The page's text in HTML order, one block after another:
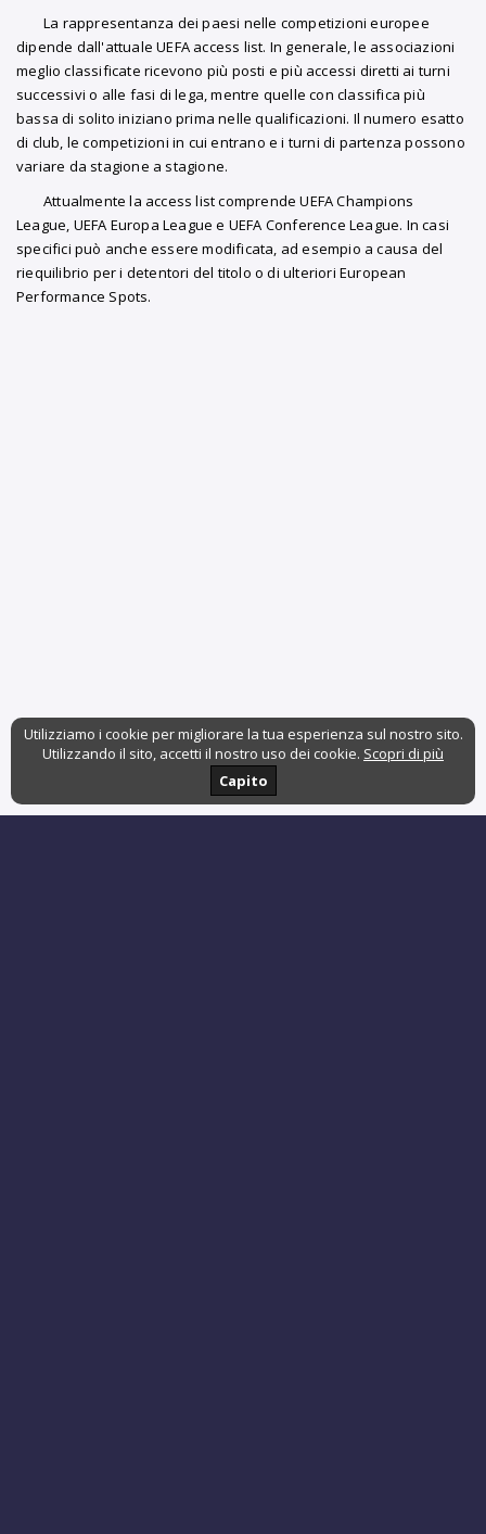
La rappresentanza dei paesi nelle competizioni europee
dipende dall'attuale UEFA access list. In generale, le associazioni
meglio classificate ricevono più posti e più accessi diretti ai turni
successivi o alle fasi di lega, mentre quelle con classifica più
bassa di solito iniziano prima nelle qualificazioni. Il numero esatto
di club, le competizioni in cui entrano e i turni di partenza possono
variare da stagione a stagione.
Attualmente la access list comprende UEFA Champions
League, UEFA Europa League e UEFA Conference League. In casi
specifici può anche essere modificata, ad esempio a causa del
riequilibrio per i detentori del titolo o di ulteriori European
Performance Spots.
Utilizziamo i cookie per migliorare la tua esperienza sul nostro sito.
Utilizzando il sito, accetti il nostro uso dei cookie. Scopri di più
Capito